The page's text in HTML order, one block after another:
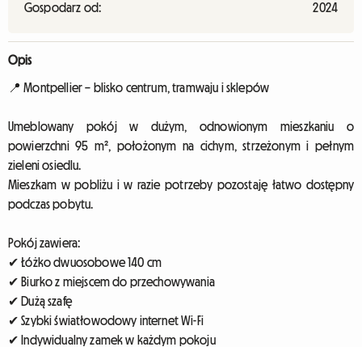
Gospodarz od:
2024
Opis
📍 Montpellier – blisko centrum, tramwaju i sklepów
Umeblowany pokój w dużym, odnowionym mieszkaniu o
powierzchni 95 m², położonym na cichym, strzeżonym i pełnym
zieleni osiedlu.
Mieszkam w pobliżu i w razie potrzeby pozostaję łatwo dostępny
podczas pobytu.
Pokój zawiera:
✔ Łóżko dwuosobowe 140 cm
✔ Biurko z miejscem do przechowywania
✔ Dużą szafę
✔ Szybki światłowodowy internet Wi-Fi
✔ Indywidualny zamek w każdym pokoju